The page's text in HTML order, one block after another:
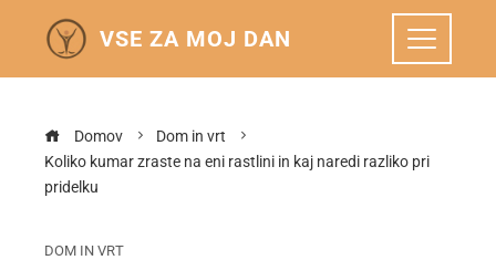
VSE ZA MOJ DAN
Domov
Dom in vrt
Koliko kumar zraste na eni rastlini in kaj naredi razliko pri
pridelku
DOM IN VRT